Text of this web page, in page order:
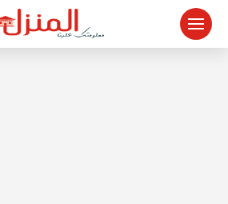
التجاوز
المحتوى